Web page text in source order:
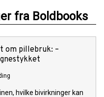
fra Boldbooks
om pillebruk: –
hvilke bivirkninger kan